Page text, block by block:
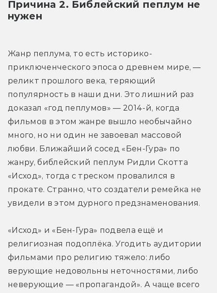
Причина 2. Библейский пеплум не
нужен
Жанр пеплума, то есть историко-
приключенческого эпоса о древнем мире, —
реликт прошлого века, теряющий
популярность в наши дни. Это лишний раз
доказал «год пеплумов» — 2014-й, когда
фильмов в этом жанре вышло необычайно
много, но ни один не завоевал массовой
любви. Ближайший сосед «Бен-Гура» по
жанру, библейский пеплум Ридли Скотта
«Исход», тогда с треском провалился в
прокате. Странно, что создатели ремейка не
увидели в этом дурного предзнаменования.
«Исход» и «Бен-Гура» подвела ещё и
религиозная подоплёка. Угодить аудитории
фильмами про религию тяжело: либо
верующие недовольны неточностями, либо
неверующие — «пропагандой». А чаще всего